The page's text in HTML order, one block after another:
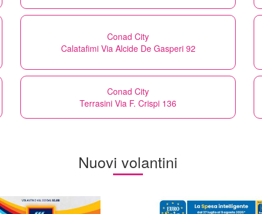
Conad City
Calatafimi Via Alcide De Gasperi 92
Conad City
Terrasini Via F. Crispi 136
Nuovi volantini